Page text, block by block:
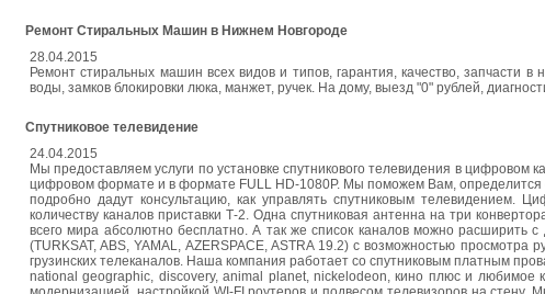
Ремонт Стиральных Машин в Нижнем Новгороде
28.04.2015
Ремонт стиральных машин всех видов и типов, гарантия, качество, запчасти
воды, замков блокировки люка, манжет, ручек. На дому, выезд "0" рублей,
Спутниковое телевидение
24.04.2015
Мы предоставляем услуги по установке спутникового телевидения в
цифровом формате и в формате FULL HD-1080P. Мы поможем Вам,
подробно дадут консультацию, как управлять спутниковым телевидением.
количеству каналов приставки Т-2. Одна спутниковая антенна на три
всего мира абсолютно бесплатно. А так же список каналов можно расширить
(TURKSAT, ABS, YAMAL, AZERSPACE, ASTRA 19.2) с возможностью просмотра
грузинских телеканалов. Наша компания работает со спутниковым платным
national geographic, discovery, animal planet, nickelodeon, кино плюс и любимое